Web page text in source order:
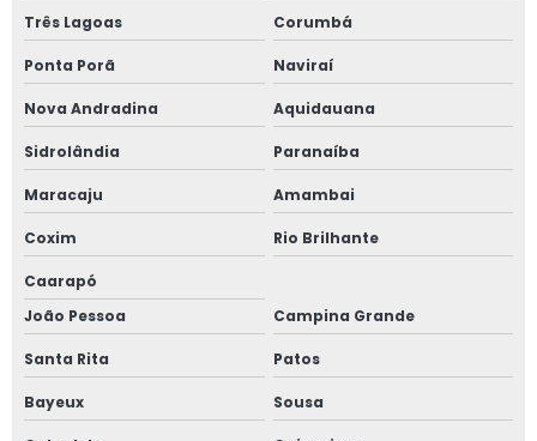
Três Lagoas Corumbá
Ponta Porã Naviraí
Nova Andradina Aquidauana
Sidrolândia Paranaíba
Maracaju Amambai
Coxim Rio Brilhante
Caarapó
João Pessoa
Campina Grande
Santa Rita Patos
Bayeux Sousa